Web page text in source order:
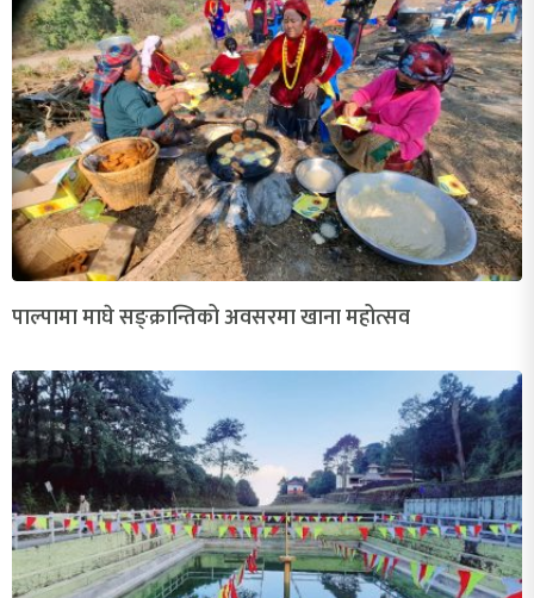
पाल्पामा माघे सङ्क्रान्तिको अवसरमा खाना महोत्सव